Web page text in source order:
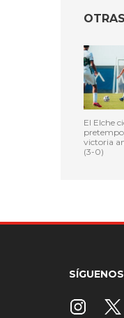
El Elche
victoria
(3-0)